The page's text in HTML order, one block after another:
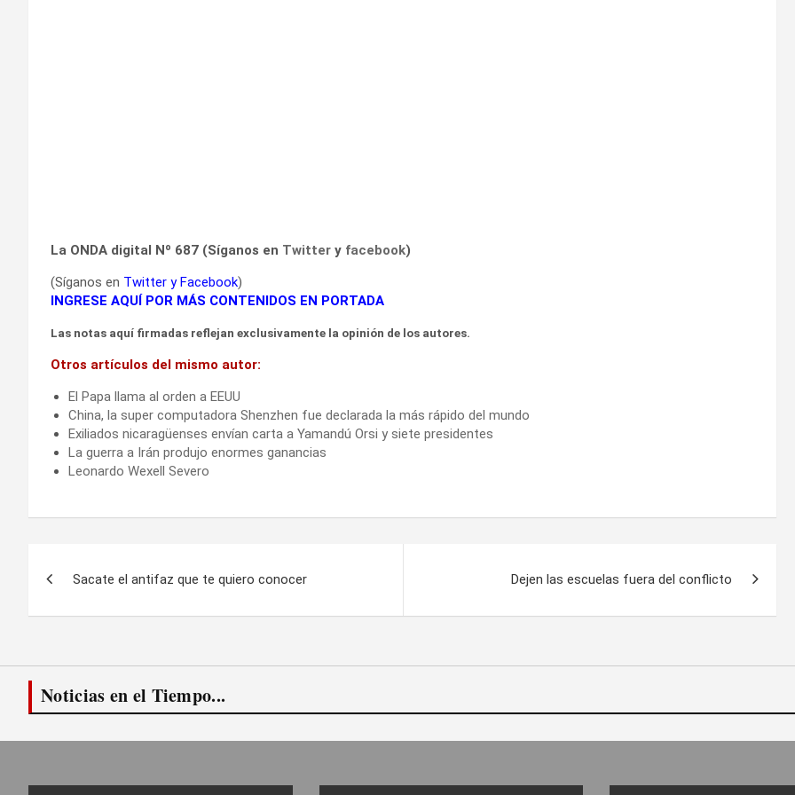
La ONDA digital Nº 687 (Síganos en Twitter y facebook)
(Síganos en Twitter yFacebook)
INGRESE AQUÍ POR MÁS CONTENIDOS EN PORTADA
Las notas aquí firmadas reflejan exclusivamente la opinión de los autores.
Otros artículos del mismo autor:
El Papa llama al orden a EEUU
China, la super computadora Shenzhen fue declarada la más rápido del mundo
Exiliados nicaragüenses envían carta a Yamandú Orsi y siete presidentes
La guerra a Irán produjo enormes ganancias
Leonardo Wexell Severo
Sacate el antifaz que te quiero conocer Dejen las escuelas fuera del conflicto
Noticias en el Tiempo...